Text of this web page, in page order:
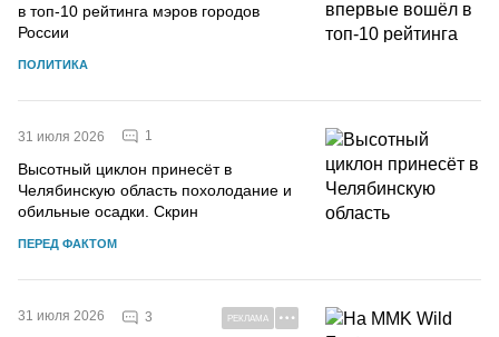
в топ-10 рейтинга мэров городов
России
ПОЛИТИКА
31 июля 2026 1
Высотный циклон принесёт в
Челябинскую область похолодание и
обильные осадки. Скрин
ПЕРЕД ФАКТОМ
31 июля 2026 3 РЕКЛАМА